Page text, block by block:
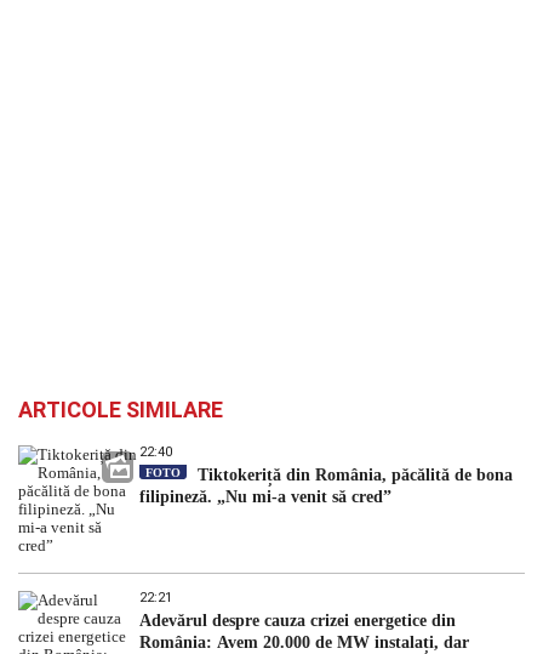
ARTICOLE SIMILARE
22:40
FOTO
Tiktokeriță din România, păcălită de bona
filipineză. „Nu mi-a venit să cred”
22:21
Adevărul despre cauza crizei energetice din
România: Avem 20.000 de MW instalați, dar